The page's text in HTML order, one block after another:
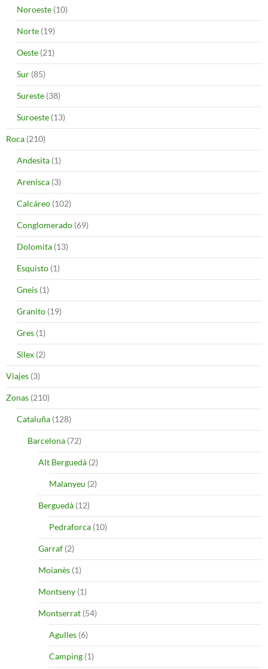
Noroeste (10)
Norte (19)
Oeste (21)
Sur (85)
Sureste (38)
Suroeste (13)
Roca (210)
Andesita (1)
Arenisca (3)
Calcáreo (102)
Conglomerado (69)
Dolomita (13)
Esquisto (1)
Gneis (1)
Granito (19)
Gres (1)
Silex (2)
Viajes (3)
Zonas (210)
Cataluña (128)
Barcelona (72)
Alt Berguedà (2)
Malanyeu (2)
Berguedà (12)
Pedraforca (10)
Garraf (2)
Moianès (1)
Montseny (1)
Montserrat (54)
Agulles (6)
Camping (1)